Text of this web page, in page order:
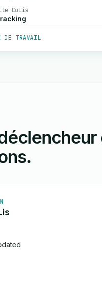
CoLis
DE TRAVAIL